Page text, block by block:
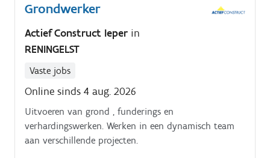
Grondwerker
Actief Construct Ieper in
RENINGELST
Vaste jobs
Online sinds 4 aug. 2026
Uitvoeren van grond , funderings en
verhardingswerken. Werken in een dynamisch team
aan verschillende projecten.